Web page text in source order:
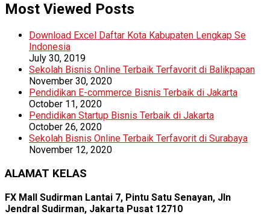
Most Viewed Posts
Download Excel Daftar Kota Kabupaten Lengkap Se
Indonesia
July 30, 2019
Sekolah Bisnis Online Terbaik Terfavorit di Balikpapan
November 30, 2020
Pendidikan E-commerce Bisnis Terbaik di Jakarta
October 11, 2020
Pendidikan Startup Bisnis Terbaik di Jakarta
October 26, 2020
Sekolah Bisnis Online Terbaik Terfavorit di Surabaya
November 12, 2020
ALAMAT KELAS
FX Mall Sudirman Lantai 7, Pintu Satu Senayan, Jln
Jendral Sudirman, Jakarta Pusat 12710